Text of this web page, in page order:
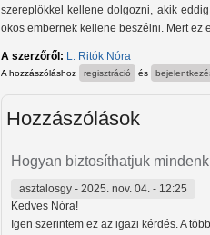
szereplőkkel kellene dolgozni, akik
okos embernek kellene beszélni. Mert ez
A szerzőről: L. Ritók Nóra
A hozzászóláshoz regisztráció és
Hozzászólások
Hogyan biztosíthatjuk
asztalosgy - 2025. nov. 04. - 12:25
Kedves Nóra!
Igen szerintem ez az igazi kérdés. A